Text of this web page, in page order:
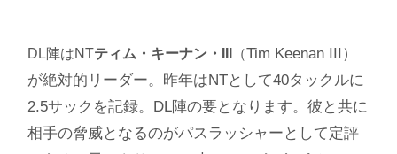
DL陣はNTティム・キーナン・III （Tim Keenan III）
が絶対的リーダー。昨年はNTとして40タックルに
2.5サックを記録。DL陣の要となります。彼と共に
相手の脅威となるのがパスラッシャーとして定評